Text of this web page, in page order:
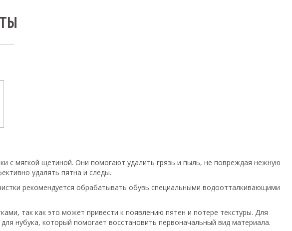
с мягкой щетиной. Они помогают удалить грязь и пыль, не повреждая нежную
удалять пятна и следы.
рекомендуется обрабатывать обувь специальными водоотталкивающими
так как это может привести к появлению пятен и потере текстуры. Для
нубука, который помогает восстановить первоначальный вид материала.